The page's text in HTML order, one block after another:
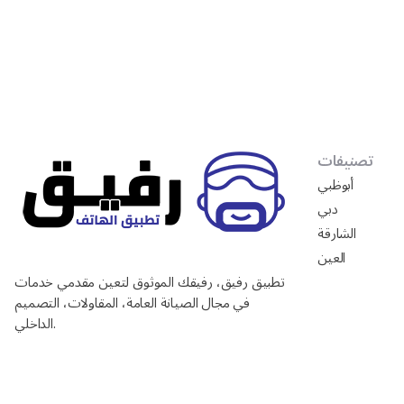
تطبيق رفيق، رفيقك الموثوق لتعين مقدمي خدمات
في مجال الصيانة العامة، المقاولات، التصميم
الداخلي.
تصنيفات
أبوظبي
دبي
الشارقة
العين